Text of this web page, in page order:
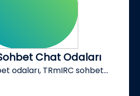
Chat Odaları
odaları, TRmIRC sohbet...